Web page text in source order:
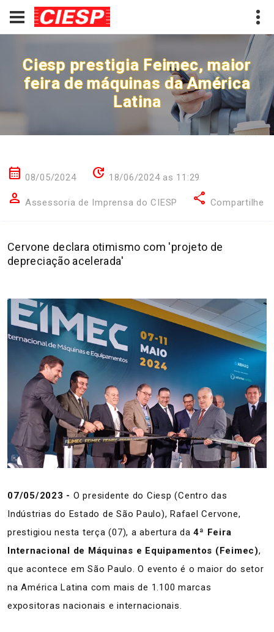
Ciesp prestigia Feimec, maior
feira de máquinas da América
Latina
calendar_month 08/05/2024 update 18/06/2024 as 11:29
person Assessoria de Imprensa do CIESP share Compartilhe
Cervone declara otimismo com 'projeto de
depreciação acelerada'
07/05/2023 - O presidente do Ciesp (Centro das
Indústrias do Estado de São Paulo), Rafael Cervone,
prestigiou nesta terça (07), a abertura da4ª Feira
Internacional de Máquinas e Equipamentos (Feimec),
que acontece em São Paulo. O evento é o maior do setor
na América Latina com mais de 1.100 marcas
expositoras nacionais e internacionais.